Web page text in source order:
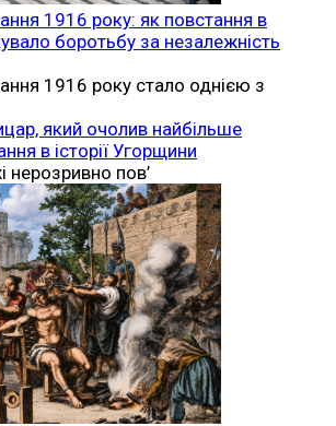
1916 року: як повстання в
боротьбу за незалежність
1916 року стало однією з
який очолив найбільше
в історії Угорщини
нерозривно пов’